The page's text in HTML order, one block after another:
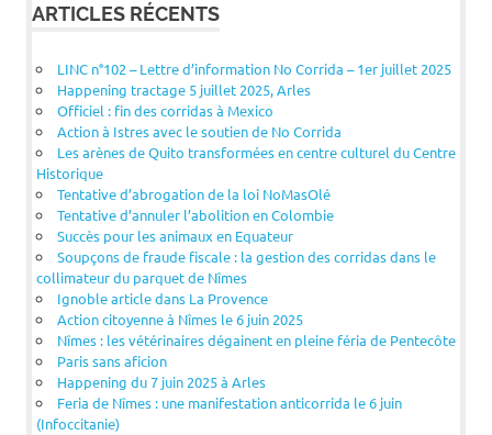
ARTICLES RÉCENTS
LINC n°102 – Lettre d’information No Corrida – 1er juillet 2025
Happening tractage 5 juillet 2025, Arles
Officiel : fin des corridas à Mexico
Action à Istres avec le soutien de No Corrida
Les arènes de Quito transformées en centre culturel du Centre
Historique
Tentative d’abrogation de la loi NoMasOlé
Tentative d’annuler l’abolition en Colombie
Succès pour les animaux en Equateur
Soupçons de fraude fiscale : la gestion des corridas dans le
collimateur du parquet de Nîmes
Ignoble article dans La Provence
Action citoyenne à Nîmes le 6 juin 2025
Nîmes : les vétérinaires dégainent en pleine féria de Pentecôte
Paris sans aficion
Happening du 7 juin 2025 à Arles
Feria de Nîmes : une manifestation anticorrida le 6 juin
(Infoccitanie)